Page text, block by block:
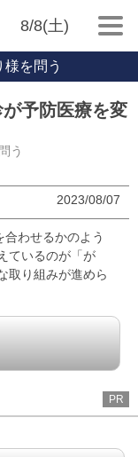
8/8(土)
を問う
予防医療を変
う
2023/08/07
わせるかのよう
ているのが「が
取り組みが進めら
PR